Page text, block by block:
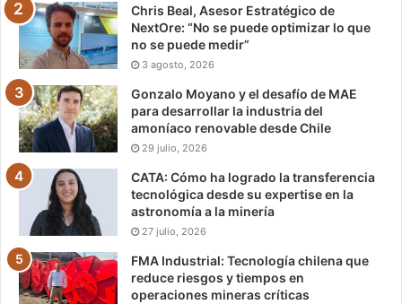
Chris Beal, Asesor Estratégico de
NextOre: “No se puede optimizar lo que
no se puede medir”
3 agosto, 2026
Gonzalo Moyano y el desafío de MAE
para desarrollar la industria del
amoníaco renovable desde Chile
29 julio, 2026
CATA: Cómo ha logrado la transferencia
tecnológica desde su expertise en la
astronomía a la minería
27 julio, 2026
FMA Industrial: Tecnología chilena que
reduce riesgos y tiempos en
operaciones mineras críticas